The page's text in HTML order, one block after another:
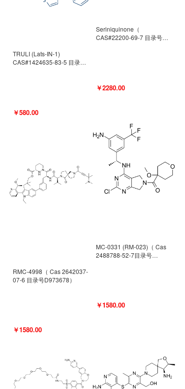
TRULI (Lats-IN-1)
CAS#1424635-83-5 目录号
￥580.00
RMC-4998（ Cas 2642037-
07-6 目录号D973678）
￥1580.00
Seriniquinone（
CAS#22200-69-7 目录号
￥2280.00
MC-0331 (RM-023)（ Cas
2488788-52-7目录号
￥1580.00